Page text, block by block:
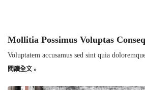
Mollitia Possimus Voluptas
Voluptatem accusamus sed sint quia
閱讀全文 »